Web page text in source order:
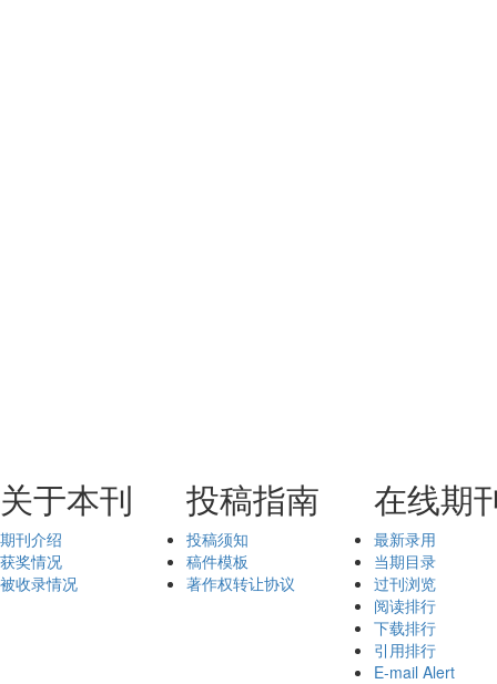
关于本刊
期刊介绍
获奖情况
被收录情况
投稿指南
投稿须知
稿件模板
著作权转让协议
在线期
最新录用
当期目录
过刊浏览
阅读排行
下载排行
引用排行
E-mail Alert